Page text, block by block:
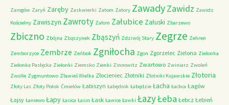
Zarogów Zaryń Zaręby Zaskwierki Zatom Zatory ZawadyZawidz Zawidz
Kościelny Zawiszyn Zawroty Załom Załubice Załuski Zbarzewo
Zbiczno Zbójna Zbąszynek Zbąszyń Zdziwój Stary Zegrze Zehren
Zemborzyce Zembrze Zeńbok Zgniłocha Zgon Zgorzelec Zielona Zielonka
Zielonka Pasłęcka Zielonki Ziemsko Zienki Zinnowitz Zwartowo Zwiniarz Zwoleń
Zwolle Zygmuntowo Zławieś Wielka Złocieniec Złotniki Złotniki Kujawskie Złotoria
Złoty Las Złoty Potok Ćmielów Łabiszyn Łabędnik Łabędzie Łacha Łachca Łagów
Łajsy Łaniewo Łapy Łasica Łasin Łask Ławice Ławki ŁazyŁeba Łebcz Łebień